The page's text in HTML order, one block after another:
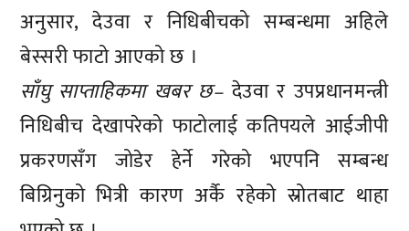
अनुसार, देउवा र निधिबीचको सम्बन्धमा अहिले
बेस्सरी फाटो आएको छ ।
साँघु साप्ताहिकमा खबर छ–देउवा र उपप्रधानमन्त्री
निधिबीच देखापरेको फाटोलाई कतिपयले आईजीपी
प्रकरणसँग जोडेर हेर्ने गरेको भएपनि सम्बन्ध
बिग्रिनुको भित्री कारण अर्कै रहेको स्रोतबाट थाहा